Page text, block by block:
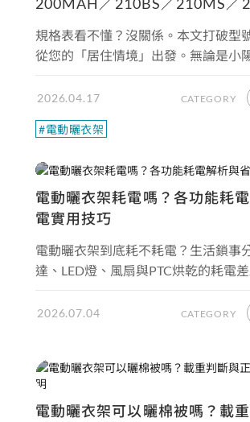
規格表看不懂？沒關係。本文打破型
從您的「居住情境」出發。無論是小
2026.04.17 CATEGORY
#電動曬衣架
電動曬衣架耗電嗎？各功能耗
電實用技巧
電動曬衣架到底耗不耗電？生活鎖事
達、LED燈、風扇與PTC烘乾的耗電
2026.07.04 CATEGORY
電動曬衣架可以曬棉被嗎？載